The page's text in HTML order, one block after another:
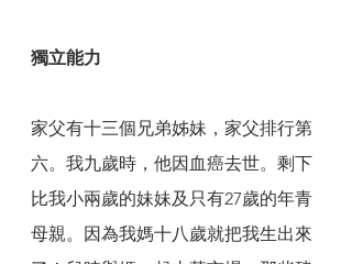
獨立能力
家父有十三個兄弟姊妹，家父排行第
六。我九歲時，他因血癌去世。剩下
比我小兩歲的妹妹及只有27歲的年青
母親。因為我媽十八歲就把我生出來